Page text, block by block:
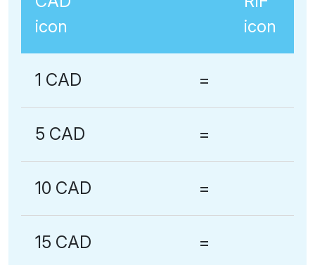
1 CAD =
5 CAD =
10 CAD =
15 CAD =